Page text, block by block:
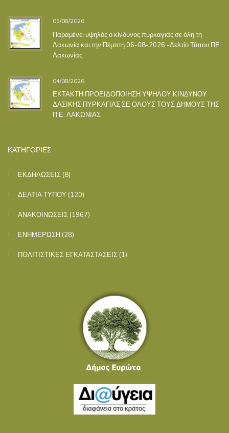
05/08/2026
Παραμένει υψηλός ο κίνδυνος πυρκαγιάς σε όλη τη
Λακωνία και την Πέμπτη 06-08-2026 -Δελτίο Τύπου ΠΕ
Λακωνίας
04/08/2026
ΕΚΤΑΚΤΗ ΠΡΟΕΙΔΟΠΟΙΗΣΗ ΥΨΗΛΟΥ ΚΙΝΔΥΝΟΥ
ΔΑΣΙΚΗΣ ΠΥΡΚΑΓΙΑΣ ΣΕ ΟΛΟΥΣ ΤΟΥΣ ΔΗΜΟΥΣ ΤΗΣ
Π.Ε. ΛΑΚΩΝΙΑΣ
ΚΑΤΗΓΟΡΙΕΣ
ΕΚΔΗΛΩΣΕΙΣ (8)
ΔΕΛΤΙΑ ΤΥΠΟΥ (120)
ΑΝΑΚΟΙΝΩΣΕΙΣ (1967)
ΕΝΗΜΕΡΩΣΗ (28)
ΠΟΛΙΤΙΣΤΙΚΕΣ ΕΓΚΑΤΑΣΤΑΣΕΙΣ (1)